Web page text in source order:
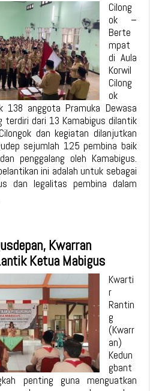
Cilong
ok –
Berte
mpat
di Aula
Korwil
Cilong
ok
138 anggota Pramuka Dewasa
terdiri dari 13 Kamabigus dilantik
dan kegiatan dilanjutkan
sejumlah 125 pembina baik
penggalang oleh Kamabigus.
ini adalah untuk sebagai
dan legalitas pembina dalam
Kwarran
Ketua Mabigus
Kwarti
r
Rantin
g
(Kwarr
an)
Kedun
gbant
penting guna menguatkan